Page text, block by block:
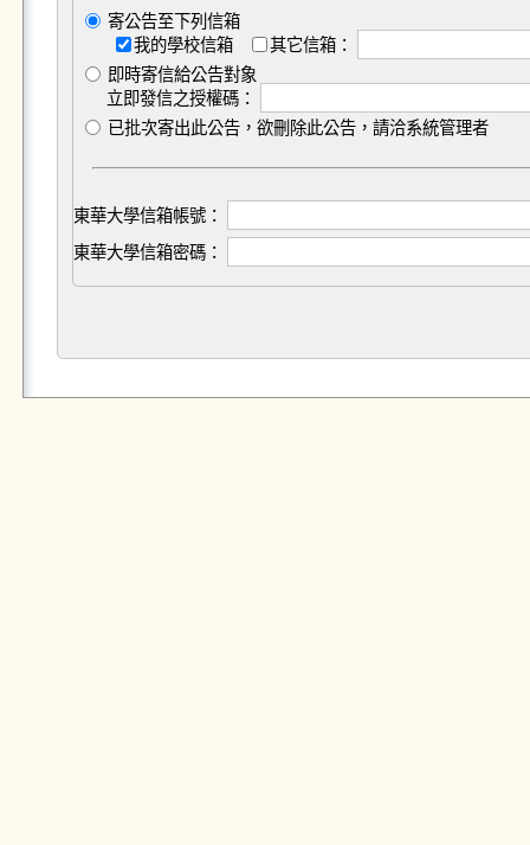
寄公告至下列信箱
我的學校信箱
其它信箱：
即時寄信給公告對象
立即發信之授權碼：
已批次寄出此公告，欲刪除此公告，請洽系統管理者
東華大學信箱帳號：
東華大學信箱密碼：